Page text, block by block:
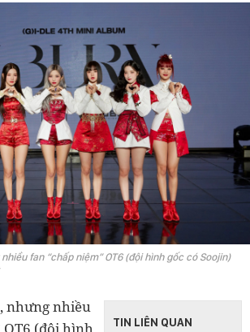
fan “chấp niệm” OT6 (đội hình gốc có Soojin)
TIN LIÊN QUAN
nhưng nhiều